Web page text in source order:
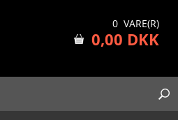
0 VARE(R)
0,00 DKK